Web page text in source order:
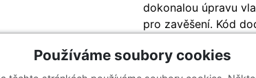
dokonalou úpravu
pro zavěšení. Kód
Používáme soubory cookies